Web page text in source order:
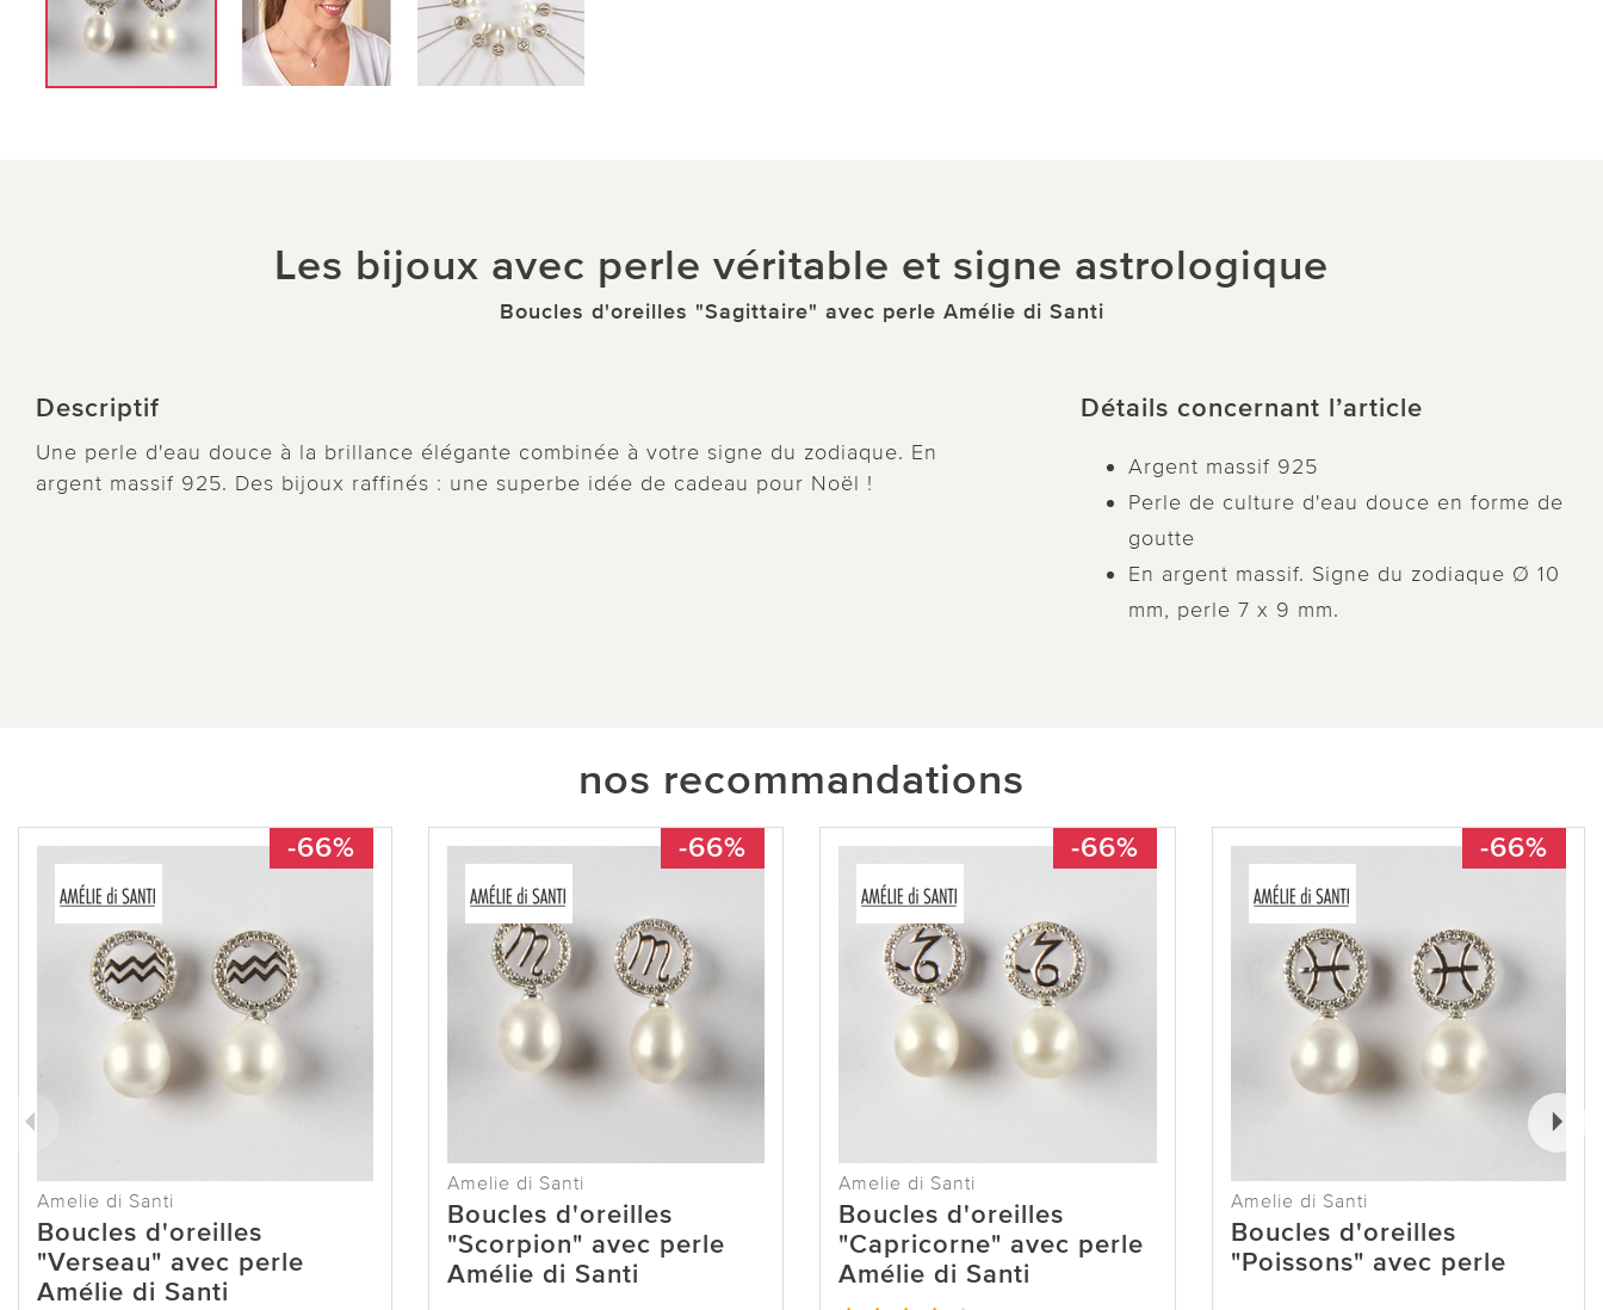
Les bijoux avec perle véritable et signe astrologique
Boucles d'oreilles "Sagittaire" avec perle Amélie di Santi
Descriptif
Une perle d'eau douce à la brillance élégante combinée à votre signe du zodiaque. En
argent massif 925. Des bijoux raffinés : une superbe idée de cadeau pour Noël !
Détails concernant l’article
Argent massif 925
Perle de culture d'eau douce en forme de
goutte
En argent massif. Signe du zodiaque Ø 10
mm, perle 7 x 9 mm.
nos recommandations
-66%
Amelie di Santi
Boucles d'oreilles
"Verseau" avec perle
Amélie di Santi
-66%
Amelie di Santi
Boucles d'oreilles
"Scorpion" avec perle
Amélie di Santi
-66%
Amelie di Santi
Boucles d'oreilles
"Capricorne" avec perle
Amélie di Santi
-66%
Amelie di Santi
Boucles d'oreilles
"Poissons" avec perle